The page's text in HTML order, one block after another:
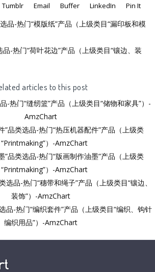
Tumblr Email Buffer LinkedIn Pin It
品-热门“模版纸”产品（上级类目“漏印板和模
品-热门“荷叶花边”产品（上级类目“镶边、装
articles to this post
-热门“缝纫篮”产品（上级类目“储物和家具”）-
AmzChart
”品类选品-热门“热压机器配件”产品（上级类
“Printmaking”）-AmzChart
”品类选品-热门“版画制作油墨”产品（上级类
“Printmaking”）-AmzChart
选品-热门“穗带和绳子”产品（上级类目“镶边、
装饰”）-AmzChart
品-热门“编织套件”产品（上级类目“编织、钩针
编织用品”）-AmzChart